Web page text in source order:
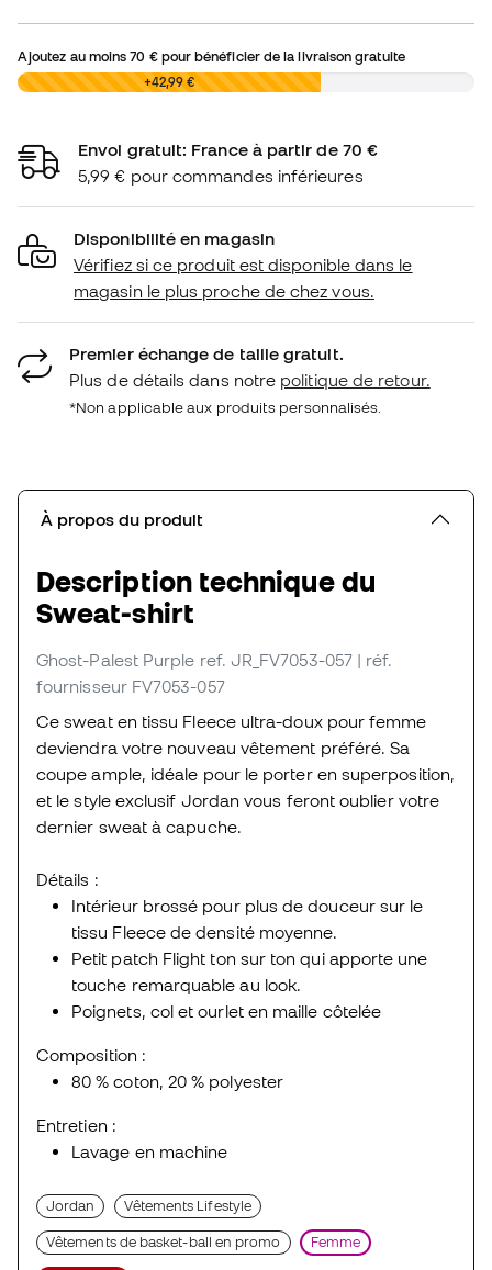
Ajoutez au moins70 €pour bénéficier de la livraison gratuite
0,00 € +42,99 €
Envoi gratuit: France à partir de 70 €
5,99 € pour commandes inférieures
Disponibilité en magasin
Vérifiez si ce produit est disponible dans le
magasin le plus proche de chez vous.
Premier échange de taille gratuit.
Plus de détails dans notre politique de retour.
*Non applicable aux produits personnalisés.
À propos du produit
Description technique du
Sweat-shirt
Ghost-Palest Purple ref. JR_FV7053-057 | réf.
fournisseur FV7053-057
Ce sweat en tissu Fleece ultra-doux pour femme
deviendra votre nouveau vêtement préféré. Sa
coupe ample, idéale pour le porter en superposition,
et le style exclusif Jordan vous feront oublier votre
dernier sweat à capuche.
Détails :
Intérieur brossé pour plus de douceur sur le
tissu Fleece de densité moyenne.
Petit patch Flight ton sur ton qui apporte une
touche remarquable au look.
Poignets, col et ourlet en maille côtelée
Composition :
80 % coton, 20 % polyester
Entretien :
Lavage en machine
Jordan Vêtements Lifestyle
Vêtements de basket-ball en promo Femme